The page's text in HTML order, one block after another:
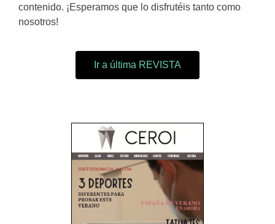
contenido. ¡Esperamos que lo disfrutéis tanto como
nosotros!
Ir a última REVISTA